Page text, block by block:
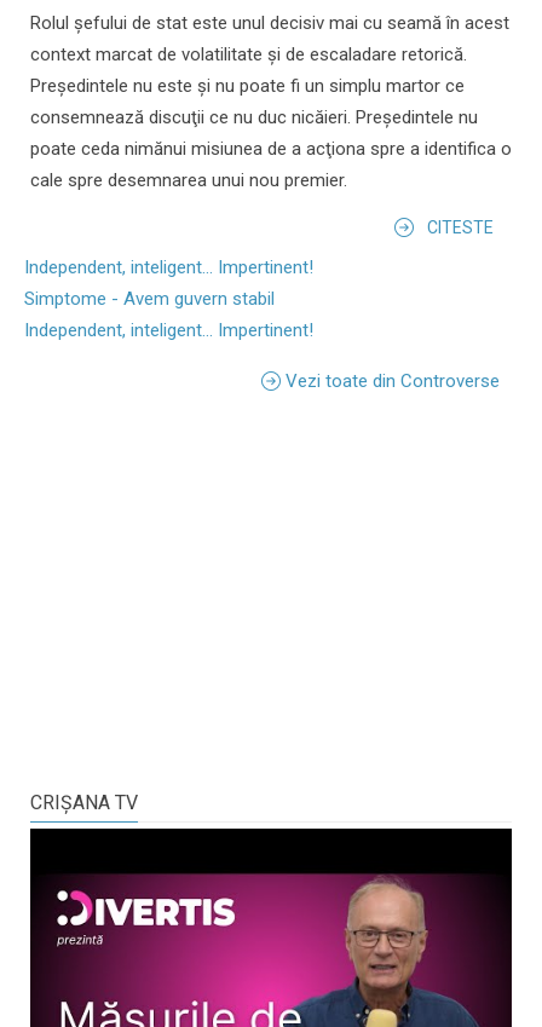
Rolul şefului de stat este unul decisiv mai cu seamă în acest
context marcat de volatilitate şi de escaladare retorică.
Preşedintele nu este şi nu poate fi un simplu martor ce
consemnează discuţii ce nu duc nicăieri. Preşedintele nu
poate ceda nimănui misiunea de a acţiona spre a identifica o
cale spre desemnarea unui nou premier.
CITESTE
Independent, inteligent... Impertinent!
Simptome - Avem guvern stabil
Independent, inteligent... Impertinent!
Vezi toate din Controverse
CRIŞANA TV